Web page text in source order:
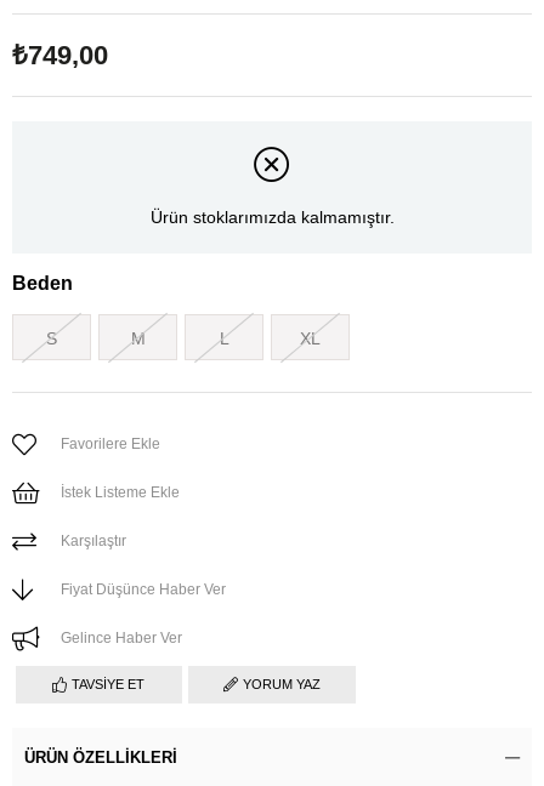
₺749,00
Ürün stoklarımızda kalmamıştır.
Beden
S M L XL
Favorilere Ekle
İstek Listeme Ekle
Karşılaştır
Fiyat Düşünce Haber Ver
Gelince Haber Ver
TAVSIYE ET YORUM YAZ
ÜRÜN ÖZELLIKLERI